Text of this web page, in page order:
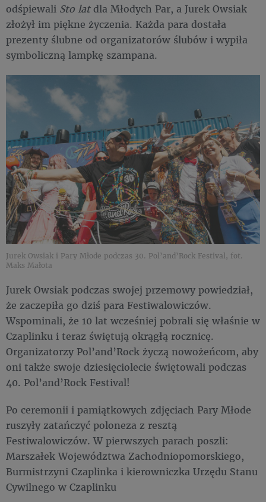
odśpiewali Sto latdla Młodych Par, a Jurek Owsiak
złożył im piękne życzenia. Każda para dostała
prezenty ślubne od organizatorów ślubów i wypiła
symboliczną lampkę szampana.
Jurek Owsiak i Pary Młode podczas 30. Pol’and’Rock Festival, fot.
Maks Małota
Jurek Owsiak podczas swojej przemowy powiedział,
że zaczepiła go dziś para Festiwalowiczów.
Wspominali, że 10 lat wcześniej pobrali się właśnie w
Czaplinku i teraz świętują okrągłą rocznicę.
Organizatorzy Pol’and’Rock życzą nowożeńcom, aby
oni także swoje dziesięciolecie świętowali podczas
40. Pol’and’Rock Festival!
Po ceremonii i pamiątkowych zdjęciach Pary Młode
ruszyły zatańczyć poloneza z resztą
Festiwalowiczów. W pierwszych parach poszli:
Marszałek Województwa Zachodniopomorskiego,
Burmistrzyni Czaplinka i kierowniczka Urzędu Stanu
Cywilnego w Czaplinku